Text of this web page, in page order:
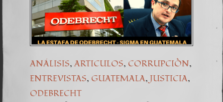
ANÁLISIS, ARTICULOS, CORRUPCIÒN,
ENTREVISTAS, GUATEMALA, JUSTICIA,
ODEBRECHT